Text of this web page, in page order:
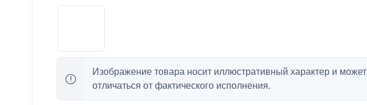
Изображение товара носит иллюстративный характер и может
отличаться от фактического исполнения.